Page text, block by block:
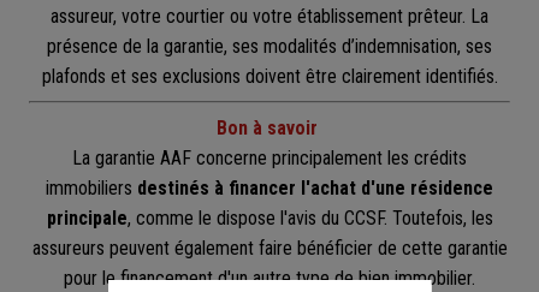
assureur, votre courtier ou votre établissement prêteur. La
présence de la garantie, ses modalités d’indemnisation, ses
plafonds et ses exclusions doivent être clairement identifiés.
Bon à savoir
La garantie AAF concerne principalement les crédits
immobiliers destinés à financer l'achat d'une résidence
principale, comme le dispose l'avis du CCSF. Toutefois, les
assureurs peuvent également faire bénéficier de cette garantie
pour le financement d'un autre type de bien immobilier.